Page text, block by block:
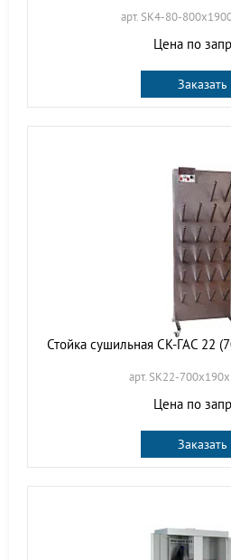
арт. SK4-80-
Цена по
Заказать
Стойка сушильная СК-ГАС 22
арт. SK22-
Цена по
Заказать